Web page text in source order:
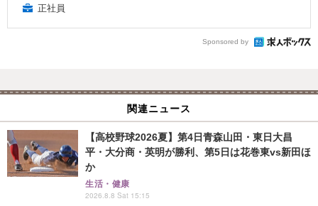
正社員
Sponsored by
関連ニュース
【高校野球2026夏】第4日青森山田・東日大昌
平・大分商・英明が勝利、第5日は花巻東vs新田ほ
か
生活・健康
2026.8.8 Sat 15:15